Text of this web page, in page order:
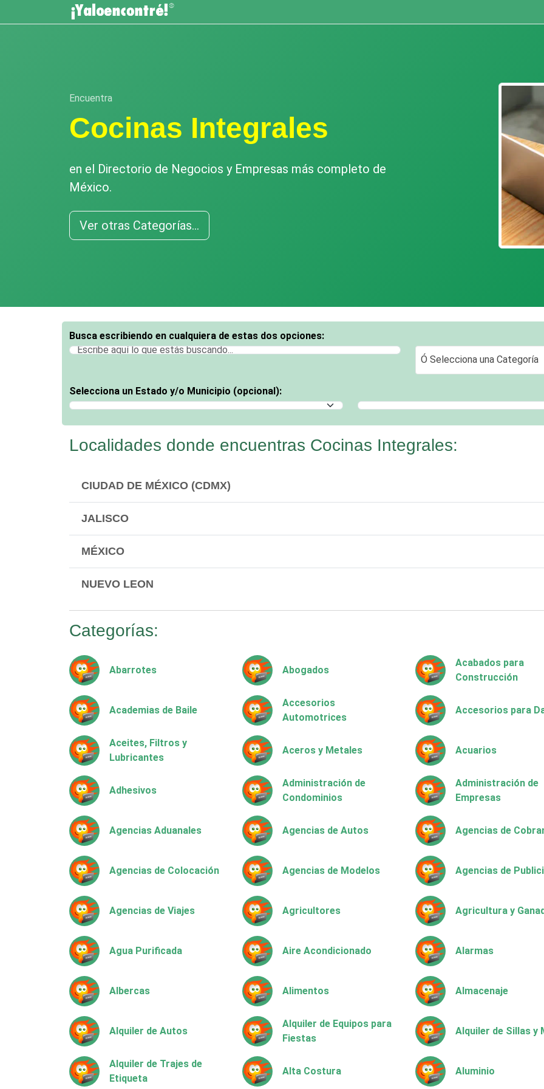
Encuentra
Cocinas Integrales
en el Directorio de Negocios y Empresas más completo de
México.
Ver otras Categorías...
Busca escribiendo en cualquiera de estas dos opciones:
Ó Selecciona una Categoría
Ó Selecciona una Categoría
Selecciona un Estado y/o Municipio (opcional):
Selecciona un Estado
Selecciona un Municipio
Localidades donde encuentras Cocinas Integrales:
CIUDAD DE MÉXICO (CDMX)
JALISCO
MÉXICO
NUEVO LEON
Categorías:
Abarrotes Abogados
Acabados para
Construcción
Academias de Baile
Accesorios
Automotrices
Accesorios para
Aceites, Filtros y
Lubricantes
Aceros y Metales Acuarios
Adhesivos
Administración de
Condominios
Administración de
Empresas
Agencias Aduanales Agencias de Autos Agencias de
Agencias de Colocación Agencias de Modelos Agencias de
Agencias de Viajes Agricultores Agricultura y
Agua Purificada Aire Acondicionado Alarmas
Albercas Alimentos Almacenaje
Alquiler de Autos
Alquiler de Equipos para
Fiestas
Alquiler de Sillas y
Alquiler de Trajes de
Etiqueta
Alta Costura Aluminio